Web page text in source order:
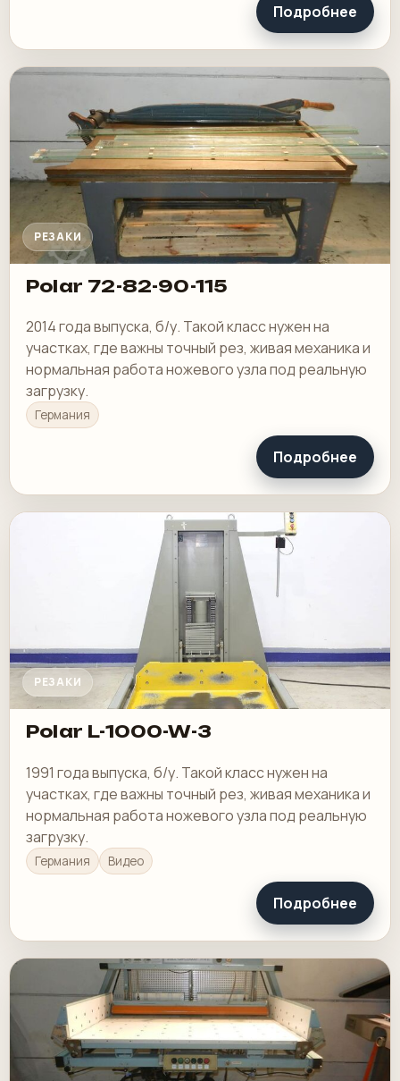
Подробнее
РЕЗАКИ
Polar 72-82-90-115
2014 года выпуска, б/у. Такой класс нужен на
участках, где важны точный рез, живая механика и
нормальная работа ножевого узла под реальную
загрузку.
Германия
Подробнее
РЕЗАКИ
Polar L-1000-W-3
1991 года выпуска, б/у. Такой класс нужен на
участках, где важны точный рез, живая механика и
нормальная работа ножевого узла под реальную
загрузку.
Германия Видео
Подробнее